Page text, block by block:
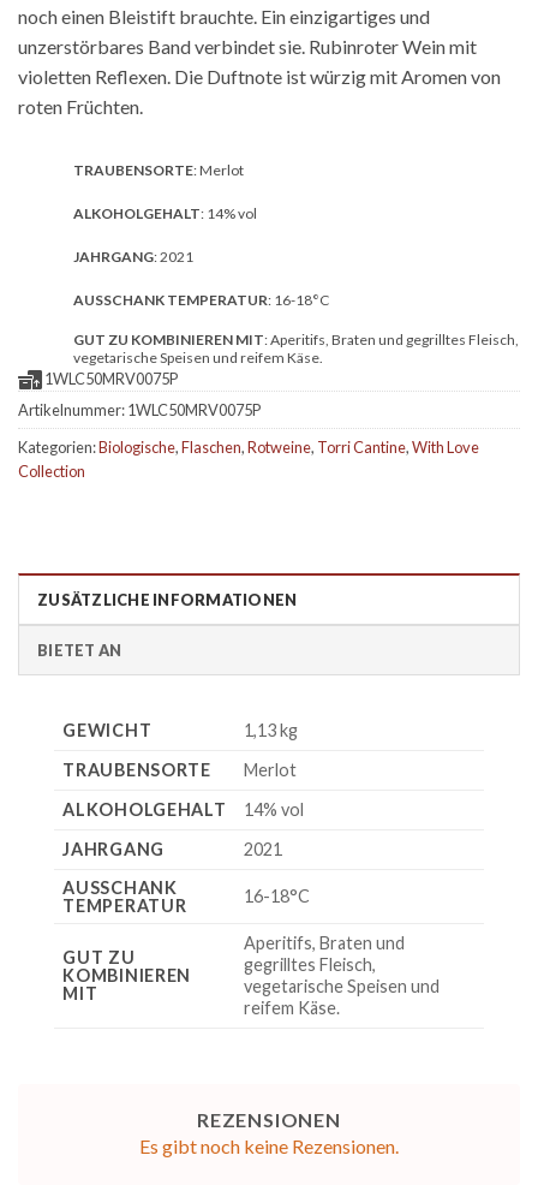
noch einen Bleistift brauchte. Ein einzigartiges und
unzerstörbares Band verbindet sie. Rubinroter Wein mit
violetten Reflexen. Die Duftnote ist würzig mit Aromen von
roten Früchten.
TRAUBENSORTE: Merlot
ALKOHOLGEHALT: 14% vol
JAHRGANG: 2021
AUSSCHANK TEMPERATUR: 16-18°C
GUT ZU KOMBINIEREN MIT: Aperitifs, Braten und gegrilltes Fleisch,
vegetarische Speisen und reifem Käse.
1WLC50MRV0075P
Artikelnummer:1WLC50MRV0075P
Kategorien:Biologische,Flaschen,Rotweine, Torri Cantine,With Love
Collection
ZUSÄTZLICHE INFORMATIONEN
BIETET AN
GEWICHT
1,13 kg
TRAUBENSORTE
Merlot
ALKOHOLGEHALT
14% vol
JAHRGANG
2021
AUSSCHANK
TEMPERATUR
16-18°C
GUT ZU
KOMBINIEREN
MIT
Aperitifs, Braten und
gegrilltes Fleisch,
vegetarische Speisen und
reifem Käse.
REZENSIONEN
Es gibt noch keine Rezensionen.